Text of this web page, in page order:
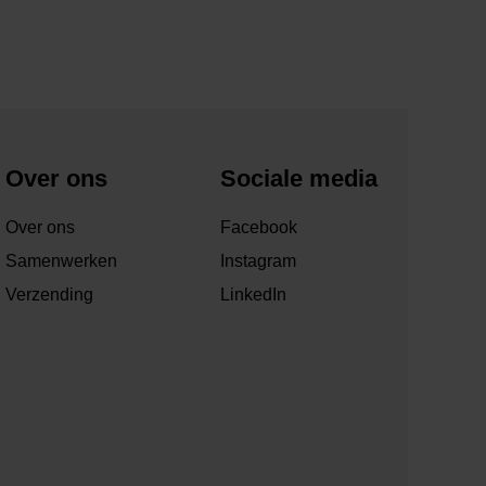
Over ons
Over ons
Samenwerken
Verzending
Sociale media
Facebook
Instagram
LinkedIn